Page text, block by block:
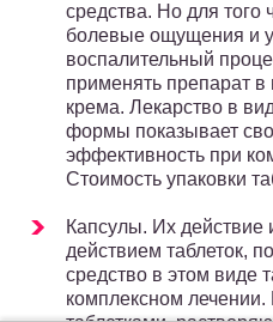
средства. Но для того
болевые ощущения и
воспалительный
применять препарат в
крема. Лекарство в
формы показывает
эффективность при
Стоимость упаковки
Капсулы. Их действие
действием таблеток,
средство в этом виде
комплексном